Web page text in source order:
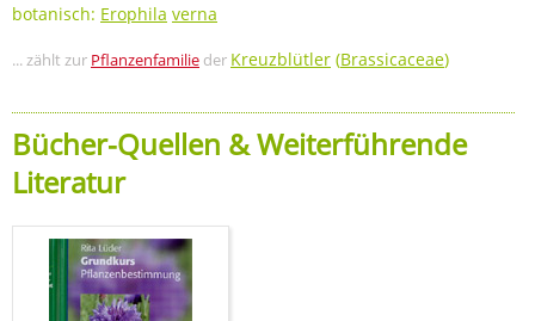
botanisch: Erophila verna
... zählt zur Pflanzenfamilie der Kreuzblütler (Brassicaceae)
Bücher-Quellen & Weiterführende
Literatur